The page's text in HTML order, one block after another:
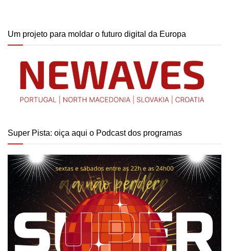
Um projeto para moldar o futuro digital da Europa
Super Pista: oiça aqui o Podcast dos programas